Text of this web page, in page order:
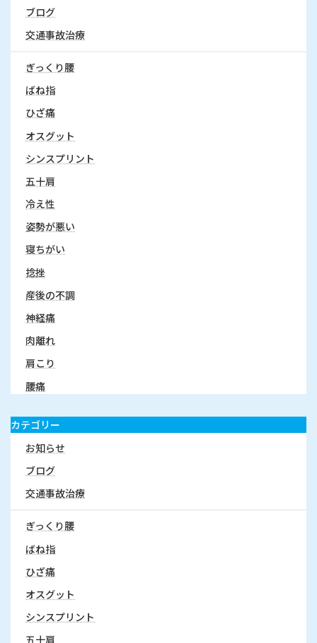
ブログ
交通事故治療
ぎっくり腰
ばね指
ひざ痛
オスグット
シンスプリント
五十肩
冷え性
姿勢が悪い
寝ちがい
捻挫
産後の不調
神経痛
肉離れ
肩こり
腰痛
カテゴリー
お知らせ
ブログ
交通事故治療
ぎっくり腰
ばね指
ひざ痛
オスグット
シンスプリント
五十肩